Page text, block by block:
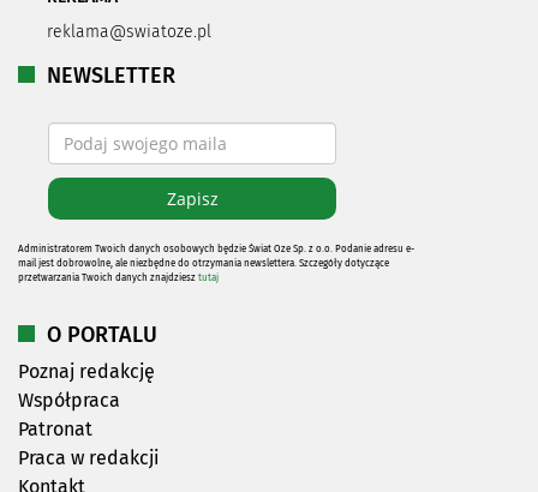
reklama@swiatoze.pl
NEWSLETTER
Administratorem Twoich danych osobowych będzie Świat Oze Sp. z o.o. Podanie adresu e-
mail jest dobrowolne, ale niezbędne do otrzymania newslettera. Szczegóły dotyczące
przetwarzania Twoich danych znajdziesz tutaj
O PORTALU
Poznaj redakcję
Współpraca
Patronat
Praca w redakcji
Kontakt